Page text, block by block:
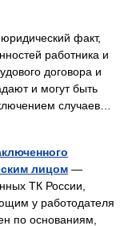
факт,
работника и
договора и
и могут быть
случаев…
лицом —
ТК России,
у работодателя
по основаниям,